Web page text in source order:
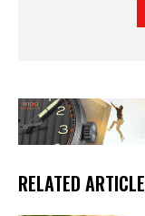
RELATED